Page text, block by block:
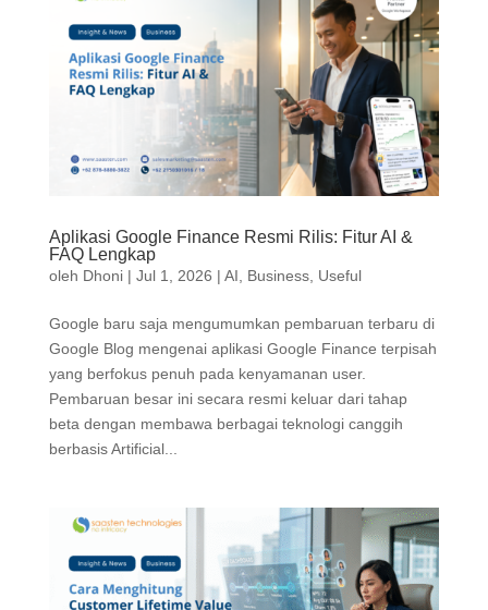
Aplikasi Google Finance Resmi Rilis: Fitur AI &
FAQ Lengkap
oleh Dhoni| Jul 1, 2026 | AI Business, Useful
Google baru saja mengumumkan pembaruan terbaru di
Google Blog mengenai aplikasi Google Finance terpisah
yang berfokus penuh pada kenyamanan user.
Pembaruan besar ini secara resmi keluar dari tahap
beta dengan membawa berbagai teknologi canggih
berbasis Artificial...